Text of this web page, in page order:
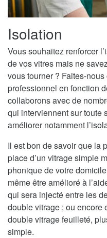
Isolation
Vous souhaitez renforcer
de vos vitres mais ne
vous tourner ? Faites-
professionnel en fonction
collaborons avec de
qui interviennent sur toute
améliorer notamment
Il est bon de savoir que la
place d’un vitrage simple
phonique de votre
même être amélioré à
qui sera injecté entre les
double vitrage ; ou encore
double vitrage feuilleté,
simple.